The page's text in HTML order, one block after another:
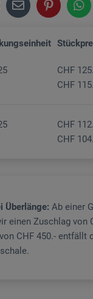
CHF
CHF
CHF
CHF
Überlänge: Ab einer
einen Zuschlag von
CHF 450.- entfällt